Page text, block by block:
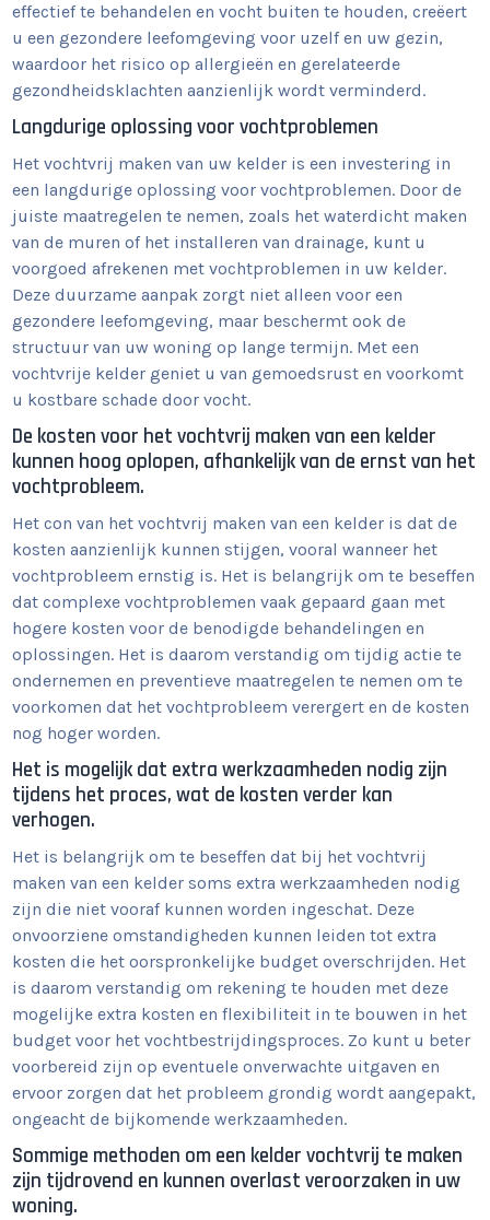
effectief te behandelen en vocht buiten te houden, creëert
u een gezondere leefomgeving voor uzelf en uw gezin,
waardoor het risico op allergieën en gerelateerde
gezondheidsklachten aanzienlijk wordt verminderd.
Langdurige oplossing voor vochtproblemen
Het vochtvrij maken van uw kelder is een investering in
een langdurige oplossing voor vochtproblemen. Door de
juiste maatregelen te nemen, zoals het waterdicht maken
van de muren of het installeren van drainage, kunt u
voorgoed afrekenen met vochtproblemen in uw kelder.
Deze duurzame aanpak zorgt niet alleen voor een
gezondere leefomgeving, maar beschermt ook de
structuur van uw woning op lange termijn. Met een
vochtvrije kelder geniet u van gemoedsrust en voorkomt
u kostbare schade door vocht.
De kosten voor het vochtvrij maken van een kelder
kunnen hoog oplopen, afhankelijk van de ernst van het
vochtprobleem.
Het con van het vochtvrij maken van een kelder is dat de
kosten aanzienlijk kunnen stijgen, vooral wanneer het
vochtprobleem ernstig is. Het is belangrijk om te beseffen
dat complexe vochtproblemen vaak gepaard gaan met
hogere kosten voor de benodigde behandelingen en
oplossingen. Het is daarom verstandig om tijdig actie te
ondernemen en preventieve maatregelen te nemen om te
voorkomen dat het vochtprobleem verergert en de kosten
nog hoger worden.
Het is mogelijk dat extra werkzaamheden nodig zijn
tijdens het proces, wat de kosten verder kan
verhogen.
Het is belangrijk om te beseffen dat bij het vochtvrij
maken van een kelder soms extra werkzaamheden nodig
zijn die niet vooraf kunnen worden ingeschat. Deze
onvoorziene omstandigheden kunnen leiden tot extra
kosten die het oorspronkelijke budget overschrijden. Het
is daarom verstandig om rekening te houden met deze
mogelijke extra kosten en flexibiliteit in te bouwen in het
budget voor het vochtbestrijdingsproces. Zo kunt u beter
voorbereid zijn op eventuele onverwachte uitgaven en
ervoor zorgen dat het probleem grondig wordt aangepakt,
ongeacht de bijkomende werkzaamheden.
Sommige methoden om een kelder vochtvrij te maken
zijn tijdrovend en kunnen overlast veroorzaken in uw
woning.